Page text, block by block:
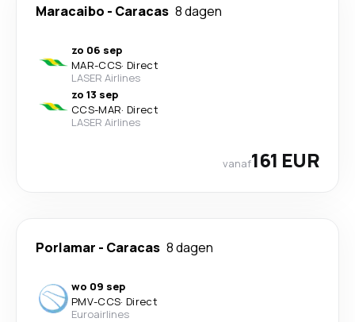
Maracaibo - Caracas 8 dagen
zo 06 sep
MAR-CCS· Direct
LASER Airlines
zo 13 sep
CCS-MAR· Direct
LASER Airlines
vanaf161 EUR
Porlamar - Caracas 8 dagen
wo 09 sep
PMV-CCS· Direct
Euroairlines